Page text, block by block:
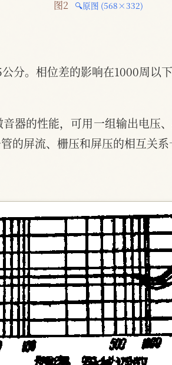
图2 🔍原图 (568×332)
分。相位差的影响在1000周以
器的性能，可用一组输出电压
的屏流、栅压和屏压的相互关系